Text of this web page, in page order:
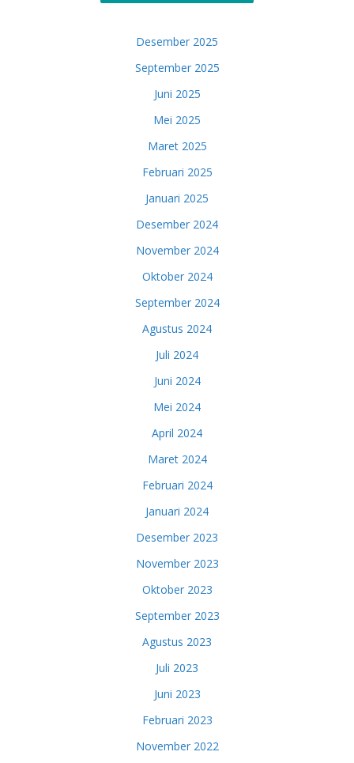
Desember 2025
September 2025
Juni 2025
Mei 2025
Maret 2025
Februari 2025
Januari 2025
Desember 2024
November 2024
Oktober 2024
September 2024
Agustus 2024
Juli 2024
Juni 2024
Mei 2024
April 2024
Maret 2024
Februari 2024
Januari 2024
Desember 2023
November 2023
Oktober 2023
September 2023
Agustus 2023
Juli 2023
Juni 2023
Februari 2023
November 2022